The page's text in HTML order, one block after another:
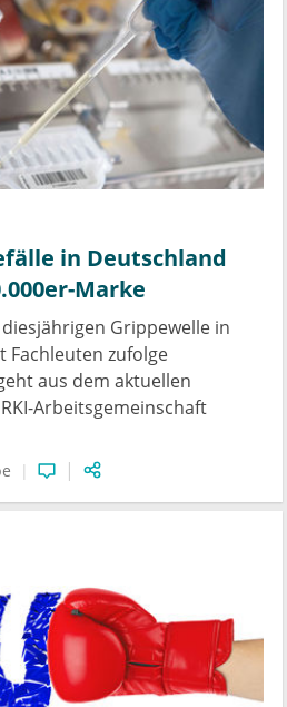
in Deutschland
Marke
Grippewelle in
Fachleuten zufolge
aus dem aktuellen
Arbeitsgemeinschaft